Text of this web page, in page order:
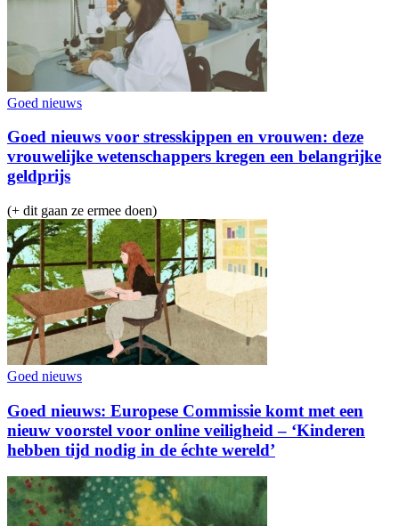
Goed nieuws
Goed nieuws voor stresskippen en vrouwen: deze
vrouwelijke wetenschappers kregen een belangrijke
geldprijs
(+ dit gaan ze ermee doen)
Goed nieuws
Goed nieuws: Europese Commissie komt met een
nieuw voorstel voor online veiligheid – ‘Kinderen
hebben tijd nodig in de échte wereld’